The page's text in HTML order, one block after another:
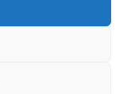
experience. We'll